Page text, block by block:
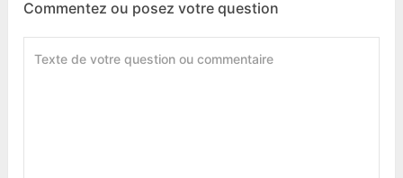
Commentez ou posez votre question